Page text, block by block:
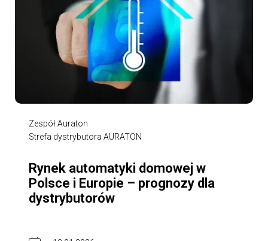
Zespół Auraton
Strefa dystrybutora AURATON
Rynek automatyki domowej w
Polsce i Europie – prognozy dla
dystrybutorów